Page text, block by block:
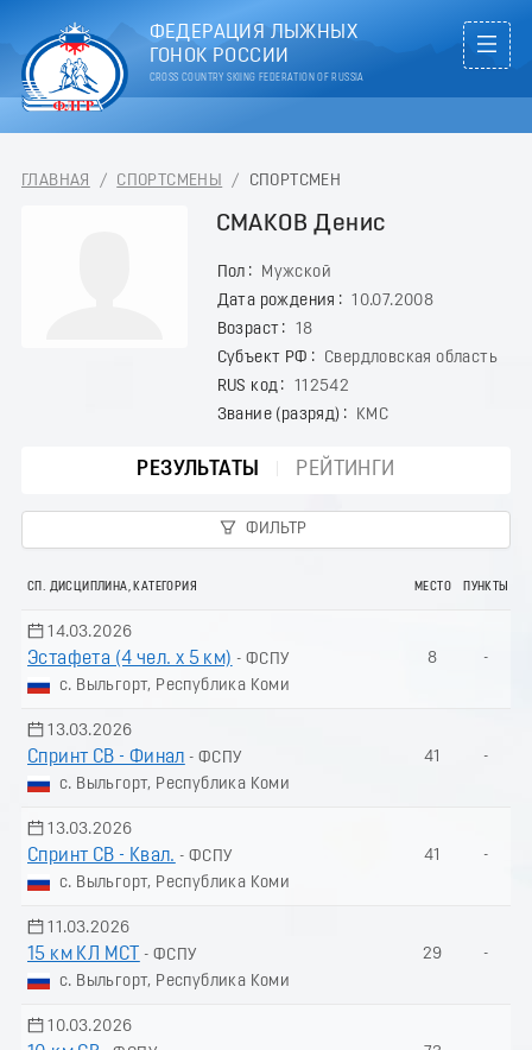
ФЕДЕРАЦИЯ ЛЫЖНЫХ
ГОНОК РОССИИ
CROSS COUNTRY SKIING FEDERATION OF RUSSIA
ГЛАВНАЯ / СПОРТСМЕНЫ / СПОРТСМЕН
СМАКОВ Денис
Пол
Мужской
Дата рождения
10.07.2008
Возраст
18
Субъект РФ
Свердловская область
RUS код
112542
Звание (разряд)
КМС
РЕЗУЛЬТАТЫ РЕЙТИНГИ
ФИЛЬТР
СП. ДИСЦИПЛИНА, КАТЕГОРИЯ МЕСТО ПУНКТЫ
14.03.2026
Эстафета (4 чел. х 5 км) - ФСПУ
с. Выльгорт, Республика Коми
8 -
13.03.2026
Спринт СВ - Финал - ФСПУ
с. Выльгорт, Республика Коми
41 -
13.03.2026
Спринт СВ - Квал. - ФСПУ
с. Выльгорт, Республика Коми
41 -
11.03.2026
15 км КЛ МСТ
- ФСПУ
с. Выльгорт, Республика Коми
29 -
10.03.2026